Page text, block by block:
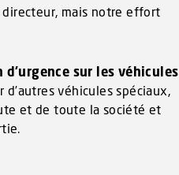
directeur, mais notre effort
sur les véhicules
d’autres véhicules spéciaux,
et de toute la société et